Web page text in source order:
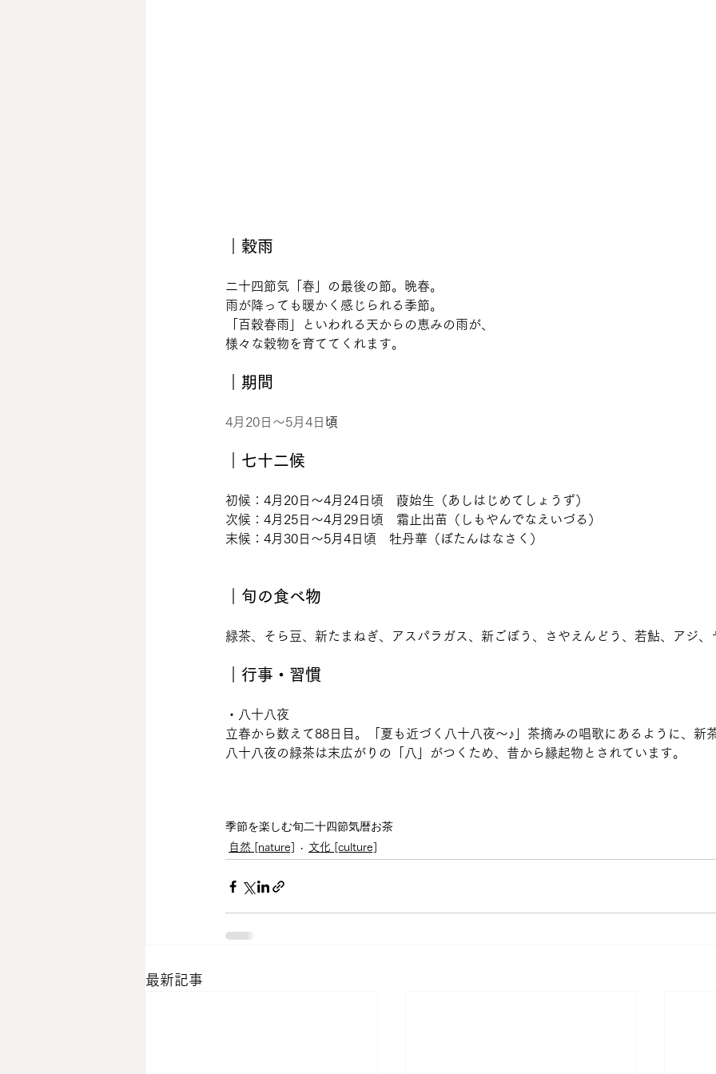
｜穀雨
二十四節気「春」の最後の節。晩春。
雨が降っても暖かく感じられる季節。
「百穀春雨」といわれる天からの恵みの雨が、
様々な穀物を育ててくれます。
｜期間
4月20日〜5月4日 頃
｜七十二候
初候：4月20日〜4月24日頃　葭始生（あしはじめてしょうず）
次候：4月25日〜4月29日頃　霜止出苗（しもやんでなえいづる）
末候：4月30日〜5月4日頃　牡丹華（ぼたんはなさく）
｜旬の食べ物
緑茶、そら豆、新たまねぎ、アスパラガス、新ごぼう、さやえんどう、若鮎、アジ、
｜行事・習慣
・八十八夜
立春から数えて88日目。「夏も近づく八十八夜～♪」茶摘みの唱歌にあるように、新
八十八夜の緑茶は末広がりの「八」がつくため、昔から縁起物とされています。
季節を楽しむ旬二十四節気暦お茶
自然 [nature] 文化 [culture]
最新記事